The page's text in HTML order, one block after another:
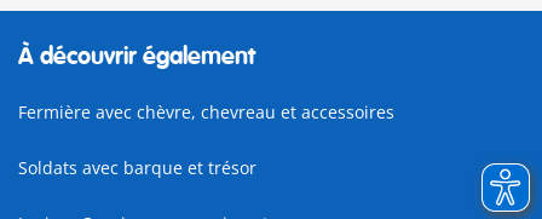
À découvrir également
Fermière avec chèvre, chevreau et accessoires
Soldats avec barque et trésor